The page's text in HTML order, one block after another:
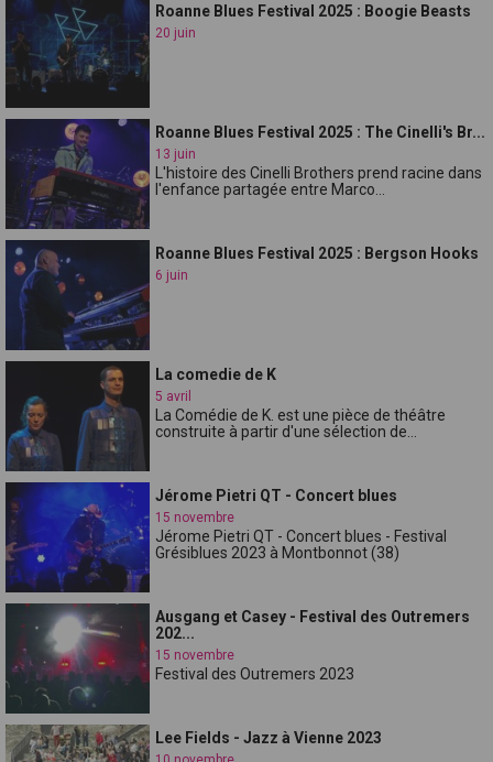
Roanne Blues Festival 2025 : Boogie Beasts
20 juin
Roanne Blues Festival 2025 : The Cinelli's Br...
13 juin
L'histoire des Cinelli Brothers prend racine dans
l'enfance partagée entre Marco...
Roanne Blues Festival 2025 : Bergson Hooks
6 juin
La comedie de K
5 avril
La Comédie de K. est une pièce de théâtre
construite à partir d'une sélection de...
Jérome Pietri QT - Concert blues
15 novembre
Jérome Pietri QT - Concert blues - Festival
Grésiblues 2023 à Montbonnot (38)
Ausgang et Casey - Festival des Outremers
202...
15 novembre
Festival des Outremers 2023
Lee Fields - Jazz à Vienne 2023